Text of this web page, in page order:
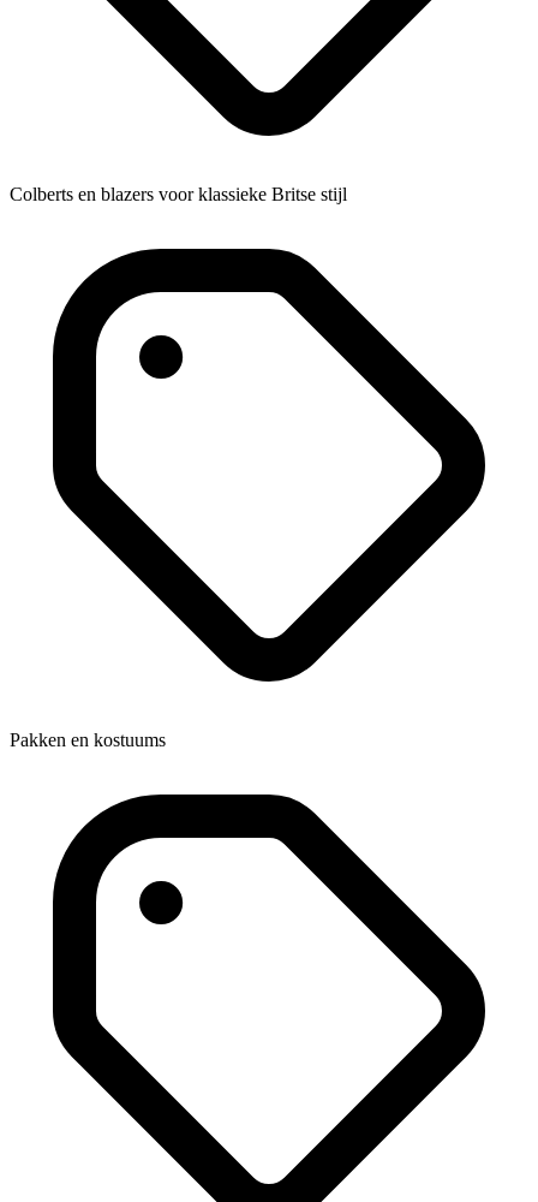
Colberts en blazers voor klassieke Britse stijl
Pakken en kostuums